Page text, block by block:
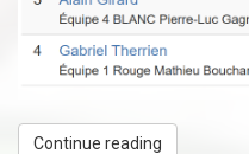
Continue reading